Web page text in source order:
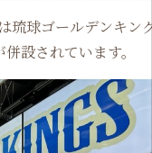
琉球ゴールデンキン
設されています。